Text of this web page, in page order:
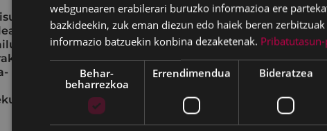
eta
aire
istripu-
webgunearen erabilerari buruzko informazioa ere
bazkideekin, zuk eman diezun edo haiek beren
informazio batzuekin konbina dezaketenak.
Behar-
beharrezkoa
Errendimendua Bideratzea